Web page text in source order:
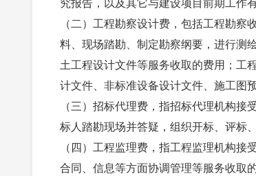
（二）工程勘察设计费，包括工程勘
料、现场踏勘、制定勘察纲要，进行测
土工程设计文件等服务收取的费用；工
计文件、非标准设备设计文件、施工图
（三）招标代理费，指招标代理机构
标人踏勘现场并答疑，组织开标、评标
（四）工程监理费，指工程监理机构
合同、信息等方面协调管理等服务收取的